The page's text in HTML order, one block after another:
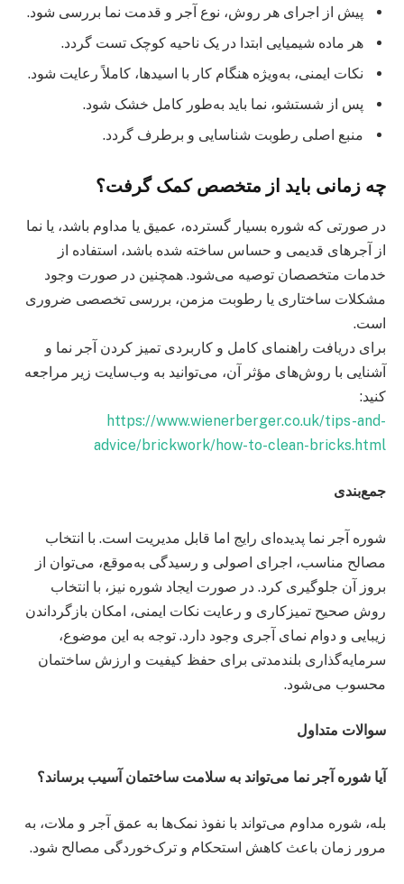
پیش از اجرای هر روش، نوع آجر و قدمت نما بررسی شود.
هر ماده شیمیایی ابتدا در یک ناحیه کوچک تست گردد.
نکات ایمنی، به‌ویژه هنگام کار با اسیدها، کاملاً رعایت شود.
پس از شستشو، نما باید به‌طور کامل خشک شود.
منبع اصلی رطوبت شناسایی و برطرف گردد.
چه زمانی باید از متخصص کمک گرفت؟
در صورتی که شوره بسیار گسترده، عمیق یا مداوم باشد، یا نما
از آجرهای قدیمی و حساس ساخته شده باشد، استفاده از
خدمات متخصصان توصیه می‌شود. همچنین در صورت وجود
مشکلات ساختاری یا رطوبت مزمن، بررسی تخصصی ضروری
است.
برای دریافت راهنمای کامل و کاربردی تمیز کردن آجر نما و
آشنایی با روش‌های مؤثر آن، می‌توانید به وب‌سایت زیر مراجعه
کنید:
https://www.wienerberger.co.uk/tips-and-
advice/brickwork/how-to-clean-bricks.html
جمع‌بندی
شوره آجر نما پدیده‌ای رایج اما قابل مدیریت است. با انتخاب
مصالح مناسب، اجرای اصولی و رسیدگی به‌موقع، می‌توان از
بروز آن جلوگیری کرد. در صورت ایجاد شوره نیز، با انتخاب
روش صحیح تمیزکاری و رعایت نکات ایمنی، امکان بازگرداندن
زیبایی و دوام نمای آجری وجود دارد. توجه به این موضوع،
سرمایه‌گذاری بلندمدتی برای حفظ کیفیت و ارزش ساختمان
محسوب می‌شود.
سوالات متداول
آیا شوره آجر نما می‌تواند به سلامت ساختمان آسیب برساند؟
بله، شوره مداوم می‌تواند با نفوذ نمک‌ها به عمق آجر و ملات، به
مرور زمان باعث کاهش استحکام و ترک‌خوردگی مصالح شود.